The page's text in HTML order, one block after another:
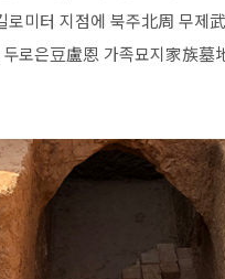
미터 지점에 북주北周 무제
로은豆盧恩 가족묘지家族墓